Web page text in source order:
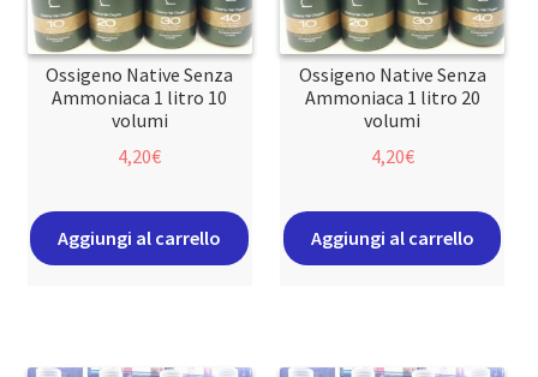
Ossigeno Native Senza
Ammoniaca 1 litro 10
volumi
4,20€
Aggiungi al carrello
Ossigeno Native Senza
Ammoniaca 1 litro 20
volumi
4,20€
Aggiungi al carrello